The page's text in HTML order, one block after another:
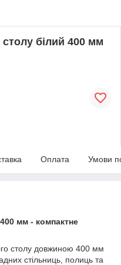
білий 400 мм
Оплата Умови
мм - компактне
столу довжиною 400 мм
стільниць, полиць та